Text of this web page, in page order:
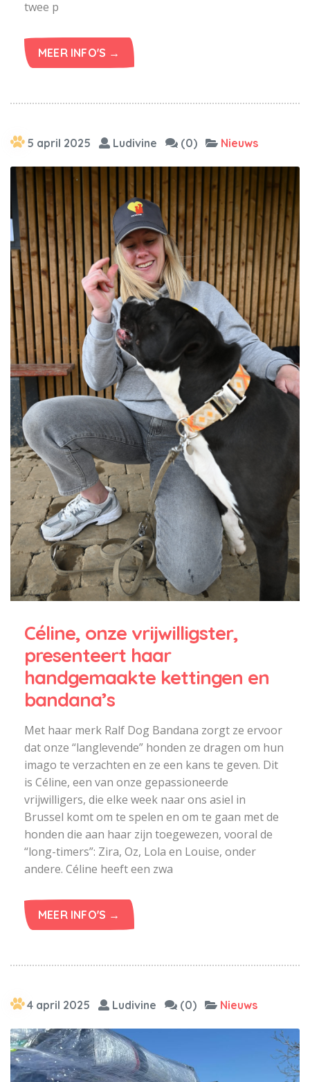
twee p
MEER INFO'S →
5 april 2025 Ludivine (0) Nieuws
Céline, onze vrijwilligster,
presenteert haar
handgemaakte kettingen en
bandana’s
Met haar merk Ralf Dog Bandana zorgt ze ervoor
dat onze “langlevende” honden ze dragen om hun
imago te verzachten en ze een kans te geven. Dit
is Céline, een van onze gepassioneerde
vrijwilligers, die elke week naar ons asiel in
Brussel komt om te spelen en om te gaan met de
honden die aan haar zijn toegewezen, vooral de
“long-timers”: Zira, Oz, Lola en Louise, onder
andere. Céline heeft een zwa
MEER INFO'S →
4 april 2025 Ludivine (0) Nieuws